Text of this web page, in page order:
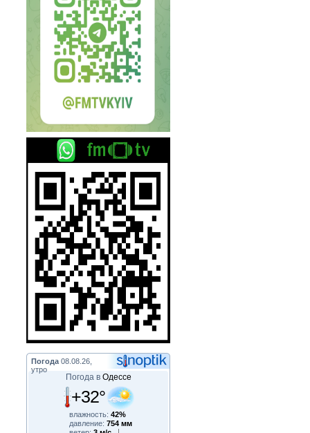
Погода 08.08.26,
утро
Погода в Одессе
+32°
влажность: 42%
давление: 754 мм